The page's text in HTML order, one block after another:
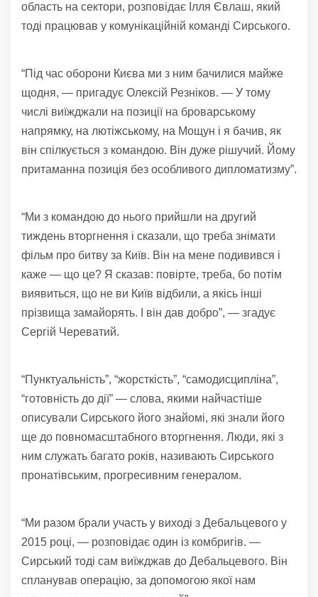
область на сектори, розповідає Ілля Євлаш, який
тоді працював у комунікаційній команді Сирського.
“Під час оборони Києва ми з ним бачилися майже
щодня, — пригадує Олексій Резніков. — У тому
числі виїжджали на позиції на броварському
напрямку, на лютіжському, на Мощун і я бачив, як
він спілкується з командою. Він дуже рішучий. Йому
притаманна позиція без особливого дипломатизму”.
“Ми з командою до нього прийшли на другий
тиждень вторгнення і сказали, що треба знімати
фільм про битву за Київ. Він на мене подивився і
каже — що це? Я сказав: повірте, треба, бо потім
виявиться, що не ви Київ відбили, а якісь інші
прізвища замайорять. І він дав добро”, — згадує
Сергій Череватий.
“Пунктуальність”, “жорсткість”, “самодисципліна”,
“готовність до дії” — слова, якими найчастіше
описували Сирського його знайомі, які знали його
ще до повномасштабного вторгнення. Люди, які з
ним служать багато років, називають Сирського
пронатівським, прогресивним генералом.
“Ми разом брали участь у виході з Дебальцевого у
2015 році, — розповідає один із комбригів. —
Сирський тоді сам виїжджав до Дебальцевого. Він
спланував операцію, за допомогою якої нам